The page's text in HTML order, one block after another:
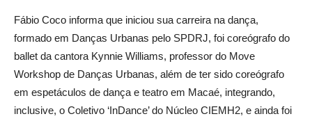
Fábio Coco informa que iniciou sua carreira na dança,
formado em Danças Urbanas pelo SPDRJ, foi coreógrafo do
ballet da cantora Kynnie Williams, professor do Move
Workshop de Danças Urbanas, além de ter sido coreógrafo
em espetáculos de dança e teatro em Macaé, integrando,
inclusive, o Coletivo ‘InDance’ do Núcleo CIEMH2, e ainda foi